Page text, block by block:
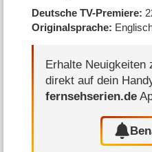
Deutsche TV-Premiere
Originalsprache
Erhalte Neuigkeiten
direkt auf dein
fernsehserien.de